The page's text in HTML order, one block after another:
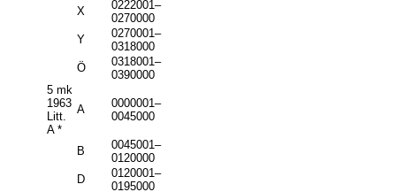
X
0222001–
0270000
Y
0270001–
0318000
Ö
0318001–
0390000
5 mk
1963
Litt.
A *
A
0000001–
0045000
B
0045001–
0120000
D
0120001–
0195000